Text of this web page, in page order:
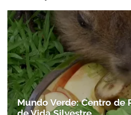
Mundo Verde: Centro de
de Vida Silvestre